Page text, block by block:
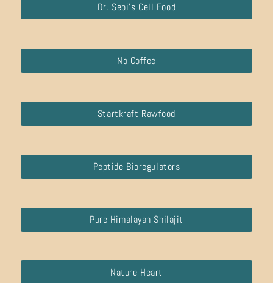
Dr. Sebi’s Cell Food
No Coffee
Startkraft Rawfood
Peptide Bioregulators
Pure Himalayan Shilajit
Nature Heart